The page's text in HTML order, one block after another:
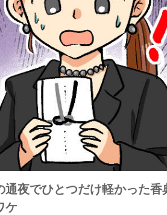
通夜でひとつだけ軽かった
ケ